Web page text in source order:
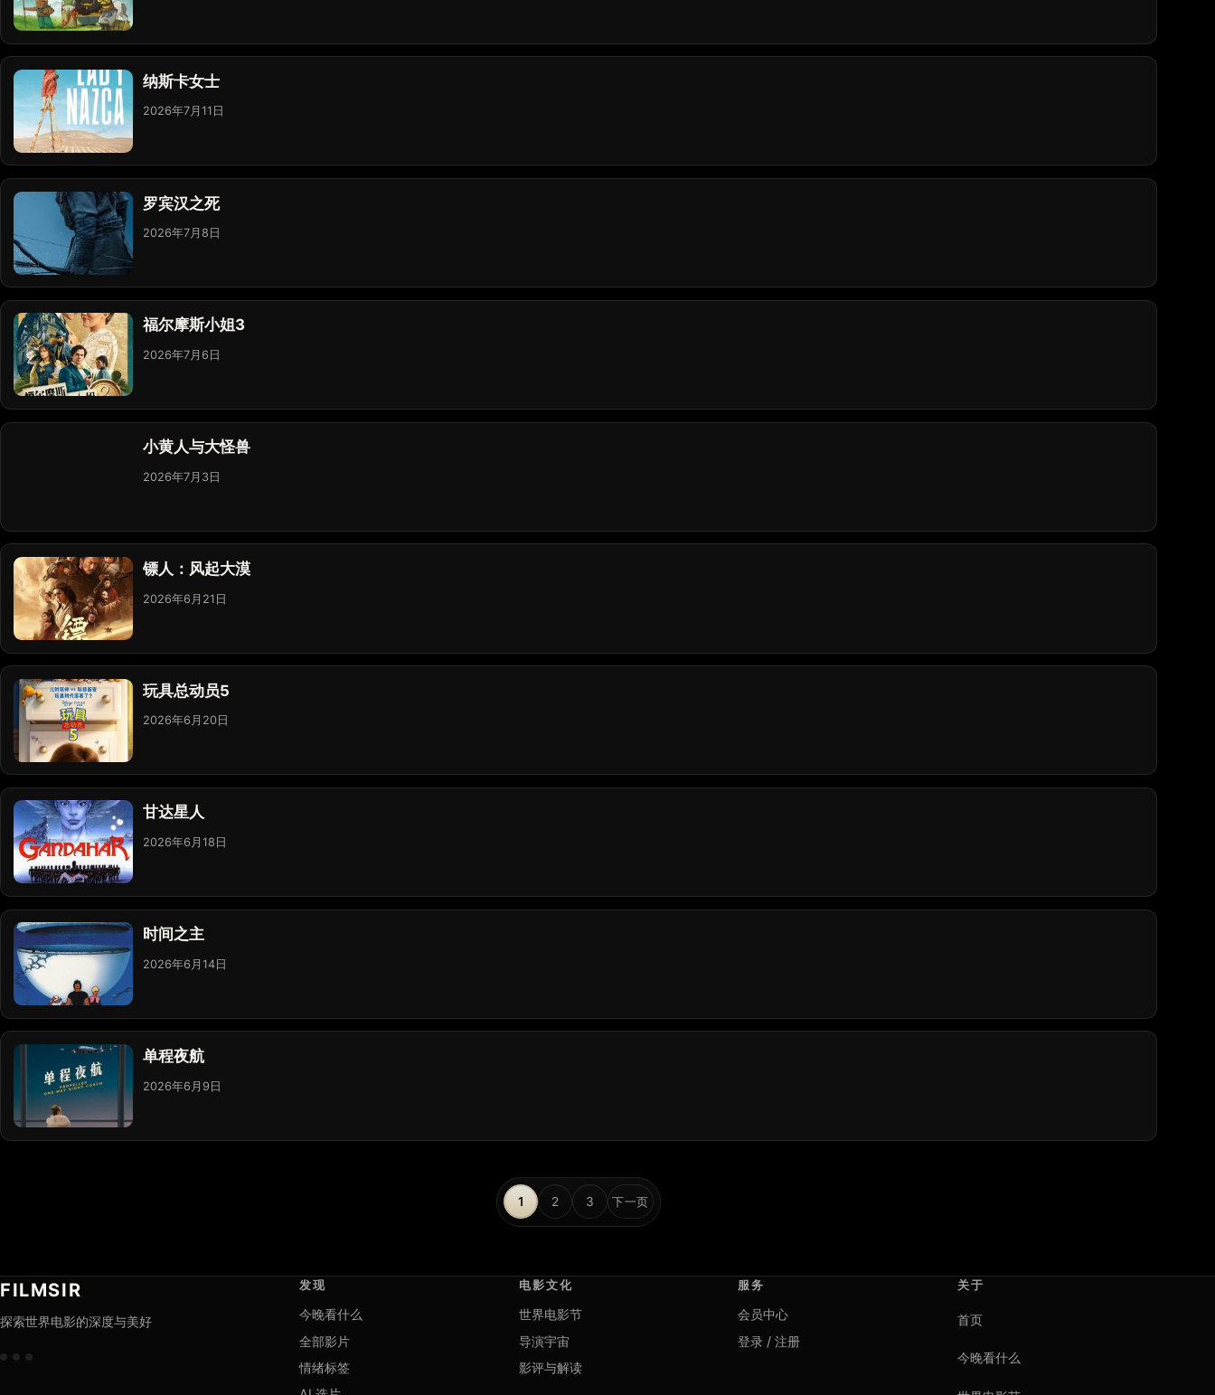
纳斯卡女士
2026年7月11日
罗宾汉之死
2026年7月8日
福尔摩斯小姐3
2026年7月6日
小黄人与大怪兽
2026年7月3日
镖人：风起大漠
2026年6月21日
玩具总动员5
2026年6月20日
甘达星人
2026年6月18日
时间之主
2026年6月14日
单程夜航
2026年6月9日
文
章
1 2 3 下一页
FILMSIR
探索世界电影的深度与美好
发现
今晚看什么
全部影片
情绪标签
电影文化
世界电影节
导演宇宙
影评与解读
服务
会员中心
登录 / 注册
关于
首页
今晚看什么